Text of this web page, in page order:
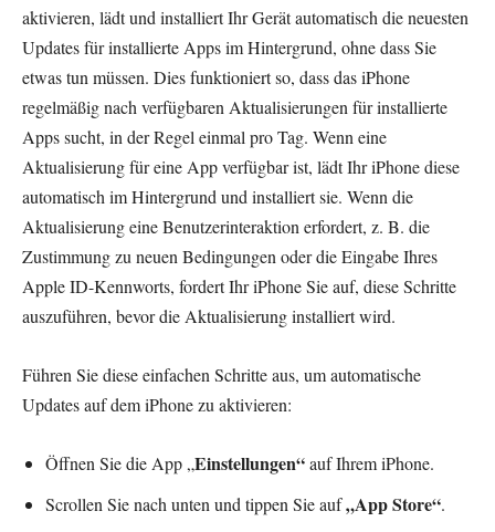
aktivieren, lädt und installiert Ihr Gerät automatisch die neuesten
Updates für installierte Apps im Hintergrund, ohne dass Sie
etwas tun müssen. Dies funktioniert so, dass das iPhone
regelmäßig nach verfügbaren Aktualisierungen für installierte
Apps sucht, in der Regel einmal pro Tag. Wenn eine
Aktualisierung für eine App verfügbar ist, lädt Ihr iPhone diese
automatisch im Hintergrund und installiert sie. Wenn die
Aktualisierung eine Benutzerinteraktion erfordert, z. B. die
Zustimmung zu neuen Bedingungen oder die Eingabe Ihres
Apple ID-Kennworts, fordert Ihr iPhone Sie auf, diese Schritte
auszuführen, bevor die Aktualisierung installiert wird.
Führen Sie diese einfachen Schritte aus, um automatische
Updates auf dem iPhone zu aktivieren:
Öffnen Sie die App „Einstellungen“auf Ihrem iPhone.
Scrollen Sie nach unten und tippen Sie auf„App Store“.